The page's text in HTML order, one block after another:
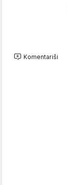
Komentariši